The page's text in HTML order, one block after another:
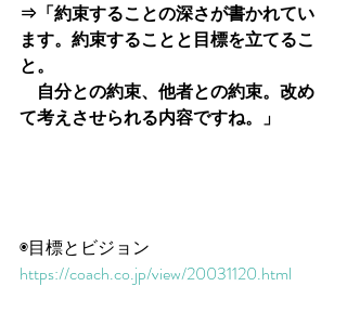
⇒「約束することの深さが書かれてい
ます。約束することと目標を立てるこ
と。
自分との約束、他者との約束。改め
て考えさせられる内容ですね。」
◉目標とビジョン
https://coach.co.jp/view/20031120.html